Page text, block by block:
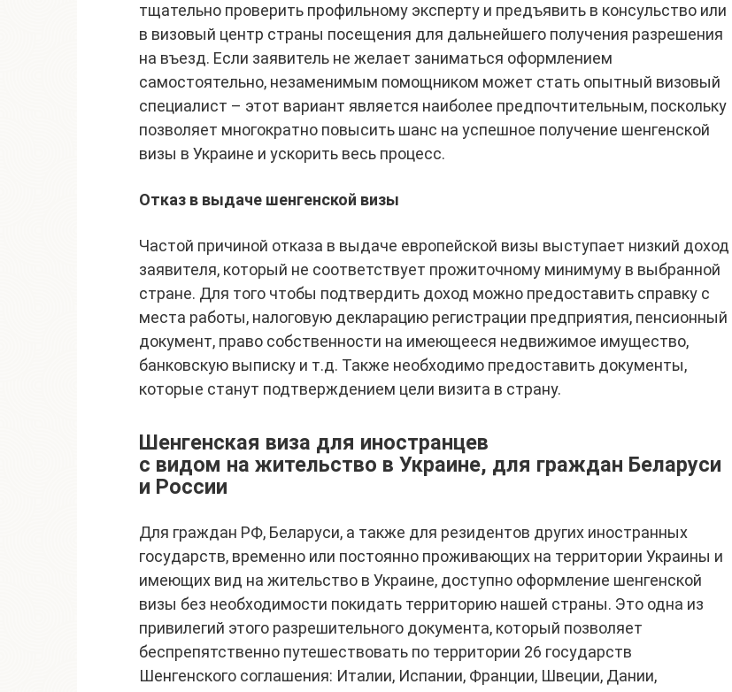
тщательно проверить профильному эксперту и предъявить в консульство или
в визовый центр страны посещения для дальнейшего получения разрешения
на въезд. Если заявитель не желает заниматься оформлением
самостоятельно, незаменимым помощником может стать опытный визовый
специалист – этот вариант является наиболее предпочтительным, поскольку
позволяет многократно повысить шанс на успешное получение шенгенской
визы в Украине и ускорить весь процесс.
Отказ в выдаче шенгенской визы
Частой причиной отказа в выдаче европейской визы выступает низкий доход
заявителя, который не соответствует прожиточному минимуму в выбранной
стране. Для того чтобы подтвердить доход можно предоставить справку с
места работы, налоговую декларацию регистрации предприятия, пенсионный
документ, право собственности на имеющееся недвижимое имущество,
банковскую выписку и т.д. Также необходимо предоставить документы,
которые станут подтверждением цели визита в страну.
Шенгенская виза для иностранцев
с видом на жительство в Украине, для граждан Беларуси
и России
Для граждан РФ, Беларуси, а также для резидентов других иностранных
государств, временно или постоянно проживающих на территории Украины и
имеющих вид на жительство в Украине, доступно оформление шенгенской
визы без необходимости покидать территорию нашей страны. Это одна из
привилегий этого разрешительного документа, который позволяет
беспрепятственно путешествовать по территории 26 государств
Шенгенского соглашения: Италии, Испании, Франции, Швеции, Дании,